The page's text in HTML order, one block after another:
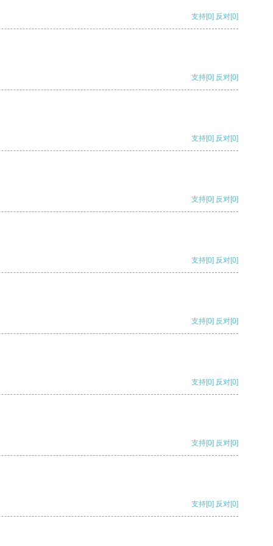
支持[0] 反对[0]
支持[0] 反对[0]
支持[0] 反对[0]
支持[0] 反对[0]
支持[0] 反对[0]
支持[0] 反对[0]
支持[0] 反对[0]
支持[0] 反对[0]
支持[0] 反对[0]